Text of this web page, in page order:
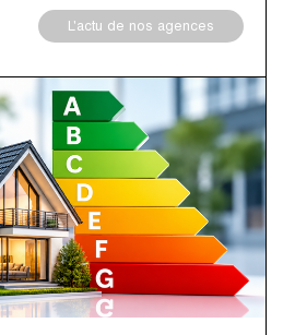
en-Baroeul
d'Ascq
L'actu de nos agences